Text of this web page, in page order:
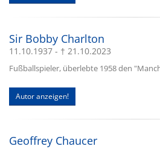
Sir Bobby Charlton
11.10.1937 - † 21.10.2023
Fußballspieler, überlebte 1958 den
Autor anzeigen!
Geoffrey Chaucer